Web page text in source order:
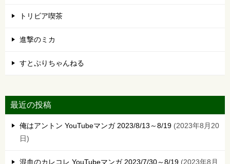
トリビア喫茶
進撃のミカ
すとぷりちゃんねる
最近の投稿
俺はアントン YouTubeマンガ 2023/8/13～8/19 2023年8月20
日
混血のカレコレ YouTubeマンガ 2023/7/30～8/19 2023年8月